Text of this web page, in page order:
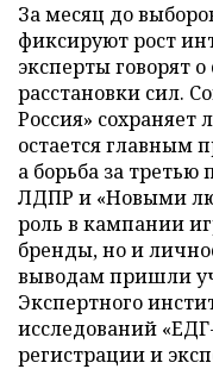
За месяц до
фиксируют рост
эксперты говорят
расстановки сил.
Россия» сохраняет
остается главным
а борьба за
ЛДПР и «Новыми
роль в кампании
бренды, но и
выводам пришли
Экспертного
исследований
регистрации и